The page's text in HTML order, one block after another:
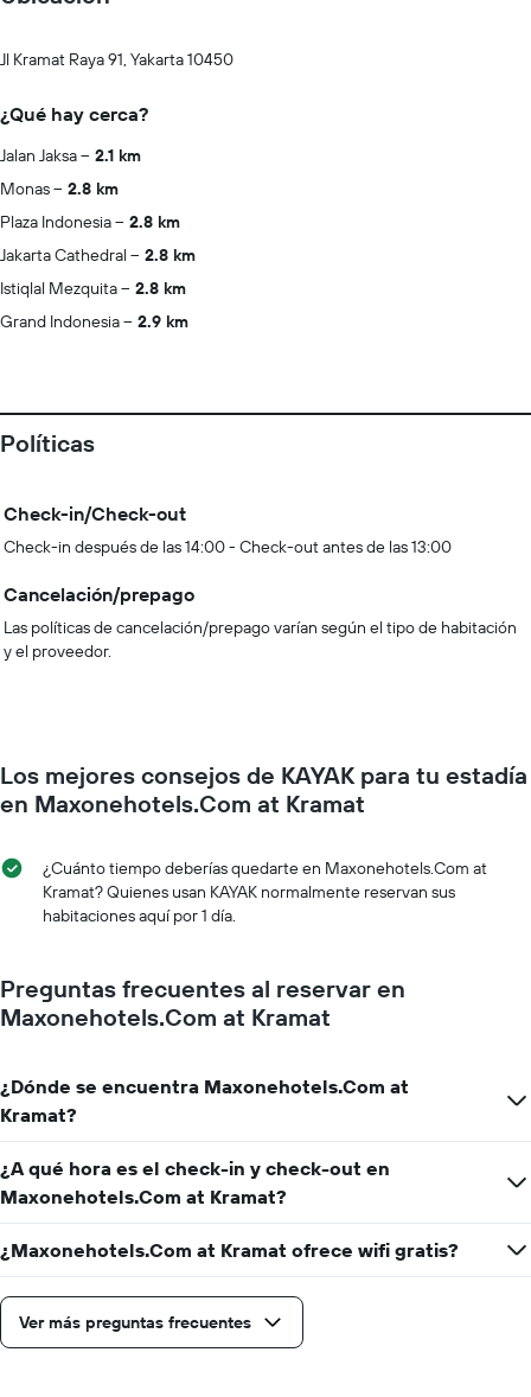
Jl Kramat Raya 91, Yakarta 10450
¿Qué hay cerca?
Jalan Jaksa
2.1 km
Monas
2.8 km
Plaza Indonesia
2.8 km
Jakarta Cathedral
2.8 km
Istiqlal Mezquita
2.8 km
Grand Indonesia
2.9 km
Políticas
Check-in/Check-out
Check-in después de las 14:00 - Check-out antes de las 13:00
Cancelación/prepago
Las políticas de cancelación/prepago varían según el tipo de habitación
y el proveedor.
Los mejores consejos de KAYAK para tu estadía
en Maxonehotels.Com at Kramat
¿Cuánto tiempo deberías quedarte en Maxonehotels.Com at
Kramat? Quienes usan KAYAK normalmente reservan sus
habitaciones aquí por 1 día.
Preguntas frecuentes al reservar en
Maxonehotels.Com at Kramat
¿Dónde se encuentra Maxonehotels.Com at
Kramat?
¿A qué hora es el check-in y check-out en
Maxonehotels.Com at Kramat?
¿Maxonehotels.Com at Kramat ofrece wifi gratis?
Ver más preguntas frecuentes